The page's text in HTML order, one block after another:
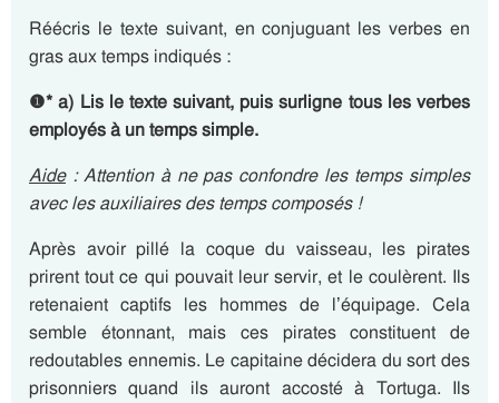
Réécris le texte suivant, en conjuguant les verbes en
gras aux temps indiqués :
❶*a) Lis le texte suivant, puis surligne tous les verbes
employés à un temps simple.
Aide: Attention à ne pas confondre les temps simples
avec les auxiliaires des temps composés !
Après avoir pillé la coque du vaisseau, les pirates
prirent tout ce qui pouvait leur servir, et le coulèrent. Ils
retenaient captifs les hommes de l’équipage. Cela
semble étonnant, mais ces pirates constituent de
redoutables ennemis. Le capitaine décidera du sort des
prisonniers quand ils auront accosté à Tortuga. Ils